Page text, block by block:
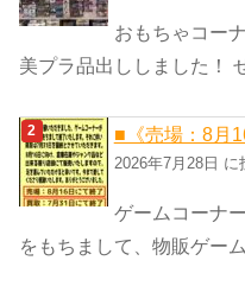
ー
おもちゃコー
美プラ品出ししました！
■《売場：8月
2026年7月28日 に
ゲームコーナ
をもちまして、物販ゲー